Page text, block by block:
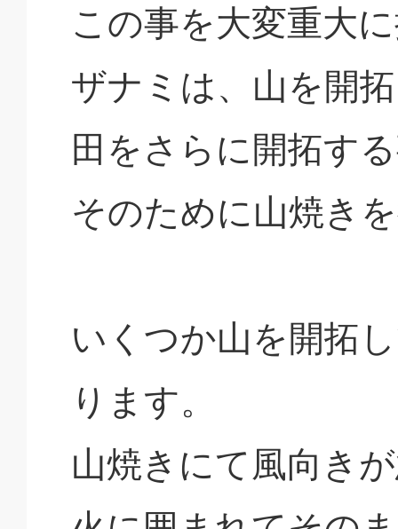
この事を大変重大
ザナミは、山を開
田をさらに開拓す
そのために山焼き
いくつか山を開拓
ります。
山焼きにて風向き